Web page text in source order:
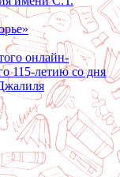
онлайн-
115-летию со дня